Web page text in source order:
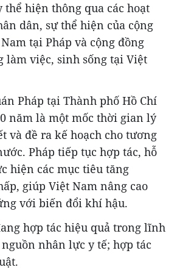
hiện thông qua các hoạt
dân, sự thể hiện của cộng
tại Pháp và cộng đồng
làm việc, sinh sống tại Việt
Pháp tại Thành phố Hồ Chí
năm là một mốc thời gian lý
và đề ra kế hoạch cho tương
Pháp tiếp tục hợp tác, hỗ
hiện các mục tiêu tăng
giúp Việt Nam nâng cao
với biến đổi khí hậu.
hợp tác hiệu quả trong lĩnh
nhân lực y tế; hợp tác